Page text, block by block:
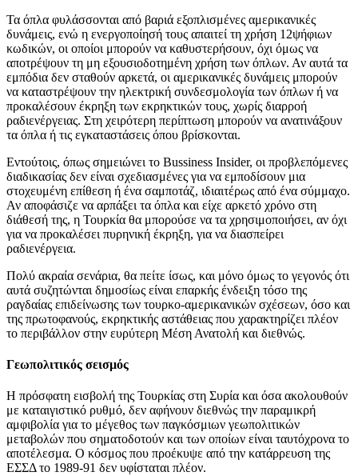
Τα όπλα φυλάσσονται από βαριά εξοπλισμένες αμερικανικές
δυνάμεις, ενώ η ενεργοποίησή τους απαιτεί τη χρήση 12ψήφιων
κωδικών, οι οποίοι μπορούν να καθυστερήσουν, όχι όμως να
αποτρέψουν τη μη εξουσιοδοτημένη χρήση των όπλων. Αν αυτά τα
εμπόδια δεν σταθούν αρκετά, οι αμερικανικές δυνάμεις μπορούν
να καταστρέψουν την ηλεκτρική συνδεσμολογία των όπλων ή να
προκαλέσουν έκρηξη των εκρηκτικών τους, χωρίς διαρροή
ραδιενέργειας. Στη χειρότερη περίπτωση μπορούν να ανατινάξουν
τα όπλα ή τις εγκαταστάσεις όπου βρίσκονται.
Εντούτοις, όπως σημειώνει το Bussiness Insider, οι προβλεπόμενες
διαδικασίας δεν είναι σχεδιασμένες για να εμποδίσουν μια
στοχευμένη επίθεση ή ένα σαμποτάζ, ιδιαιτέρως από ένα σύμμαχο.
Αν αποφάσιζε να αρπάξει τα όπλα και είχε αρκετό χρόνο στη
διάθεσή της, η Τουρκία θα μπορούσε να τα χρησιμοποιήσει, αν όχι
για να προκαλέσει πυρηνική έκρηξη, για να διασπείρει
ραδιενέργεια.
Πολύ ακραία σενάρια, θα πείτε ίσως, και μόνο όμως το γεγονός ότι
αυτά συζητώνται δημοσίως είναι επαρκής ένδειξη τόσο της
ραγδαίας επιδείνωσης των τουρκο-αμερικανικών σχέσεων, όσο και
της πρωτοφανούς, εκρηκτικής αστάθειας που χαρακτηρίζει πλέον
το περιβάλλον στην ευρύτερη Μέση Ανατολή και διεθνώς.
Γεωπολιτικός σεισμός
Η πρόσφατη εισβολή της Τουρκίας στη Συρία και όσα ακολουθούν
με καταιγιστικό ρυθμό, δεν αφήνουν διεθνώς την παραμικρή
αμφιβολία για το μέγεθος των παγκόσμιων γεωπολιτικών
μεταβολών που σηματοδοτούν και των οποίων είναι ταυτόχρονα το
αποτέλεσμα. Ο κόσμος που προέκυψε από την κατάρρευση της
ΕΣΣΔ το 1989-91 δεν υφίσταται πλέον.